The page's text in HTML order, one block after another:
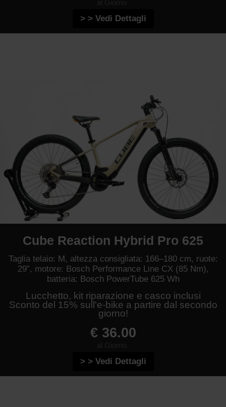
> > Vedi Dettagli
Cube Reaction Hybrid Pro 625
Taglia telaio: M, altezza consigliata: 166–180 cm, ruote:
29”, motore: Bosch Performance Line CX (85 Nm),
batteria: Bosch PowerTube 625 Wh
Lucchetto, kit riparazione e casco inclusi
Sconto del 15% sull'e-bike a partire dal secondo
giorno!
€ 36.00
> > Vedi Dettagli